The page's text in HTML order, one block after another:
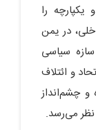
را
در یمن
سیاسی
و ائتلاف
چشم‌انداز
نظر می‌رسد.